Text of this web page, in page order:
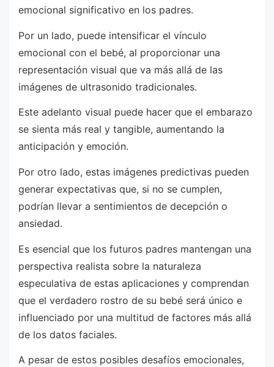
emocional significativo en los padres.
Por un lado, puede intensificar el vínculo
emocional con el bebé, al proporcionar una
representación visual que va más allá de las
imágenes de ultrasonido tradicionales.
Este adelanto visual puede hacer que el embarazo
se sienta más real y tangible, aumentando la
anticipación y emoción.
Por otro lado, estas imágenes predictivas pueden
generar expectativas que, si no se cumplen,
podrían llevar a sentimientos de decepción o
ansiedad.
Es esencial que los futuros padres mantengan una
perspectiva realista sobre la naturaleza
especulativa de estas aplicaciones y comprendan
que el verdadero rostro de su bebé será único e
influenciado por una multitud de factores más allá
de los datos faciales.
A pesar de estos posibles desafíos emocionales,